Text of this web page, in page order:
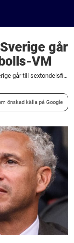
går
VM
Henrik Larsson tror att Sverige går till sextondelsfinal i fotbolls-VM
önskad källa på Google